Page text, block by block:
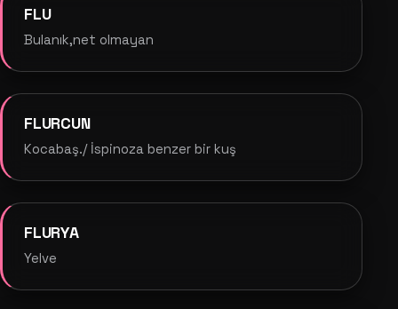
FLU
Bulanık,net olmayan
FLURCUN
Kocabaş./ İspinoza benzer bir kuş
FLURYA
Yelve